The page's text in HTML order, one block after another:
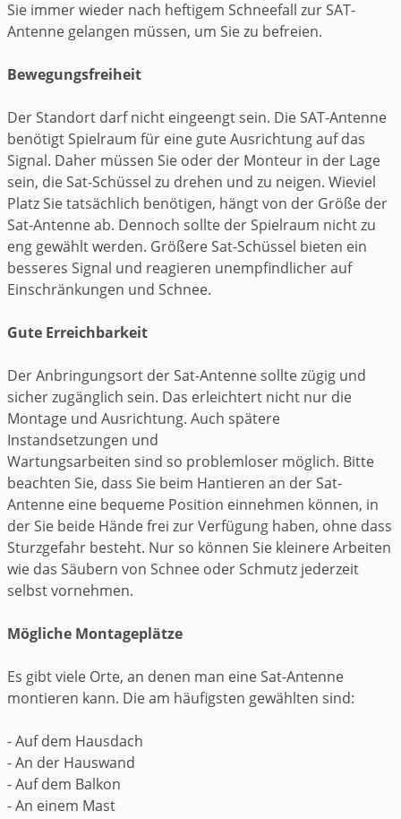
Sie immer wieder nach heftigem Schneefall zur SAT-
Antenne gelangen müssen, um Sie zu befreien.
Bewegungsfreiheit
Der Standort darf nicht eingeengt sein. Die SAT-Antenne
benötigt Spielraum für eine gute Ausrichtung auf das
Signal. Daher müssen Sie oder der Monteur in der Lage
sein, die Sat-Schüssel zu drehen und zu neigen. Wieviel
Platz Sie tatsächlich benötigen, hängt von der Größe der
Sat-Antenne ab. Dennoch sollte der Spielraum nicht zu
eng gewählt werden. Größere Sat-Schüssel bieten ein
besseres Signal und reagieren unempfindlicher auf
Einschränkungen und Schnee.
Gute Erreichbarkeit
Der Anbringungsort der Sat-Antenne sollte zügig und
sicher zugänglich sein. Das erleichtert nicht nur die
Montage und Ausrichtung. Auch spätere
Instandsetzungen und
Wartungsarbeiten sind so problemloser möglich. Bitte
beachten Sie, dass Sie beim Hantieren an der Sat-
Antenne eine bequeme Position einnehmen können, in
der Sie beide Hände frei zur Verfügung haben, ohne dass
Sturzgefahr besteht. Nur so können Sie kleinere Arbeiten
wie das Säubern von Schnee oder Schmutz jederzeit
selbst vornehmen.
Mögliche Montageplätze
Es gibt viele Orte, an denen man eine Sat-Antenne
montieren kann. Die am häufigsten gewählten sind:
- Auf dem Hausdach
- An der Hauswand
- Auf dem Balkon
- An einem Mast